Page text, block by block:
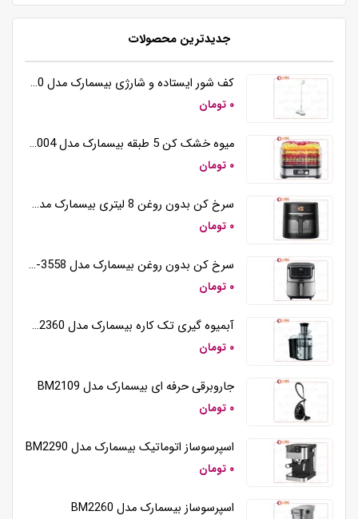
جدیدترین محصولات
کف شور ایستاده و شارژی بیسمارک مدل BM5510
۰ تومان
میوه خشک کن 5 طبقه بیسمارک مدل BM3004
۰ تومان
سرخ کن بدون روغن 8 لیتری بیسمارک مدل BM3570
۰ تومان
سرخ کن بدون روغن بیسمارک مدل BM-3558
۰ تومان
آبمیوه گیری تک کاره بیسمارک مدل BM2360
۰ تومان
جاروبرقی حرفه ای بیسمارک مدل BM2109
۰ تومان
اسپرسوساز اتوماتیک بیسمارک مدل BM2290
۰ تومان
اسپرسوساز بیسمارک مدل BM2260